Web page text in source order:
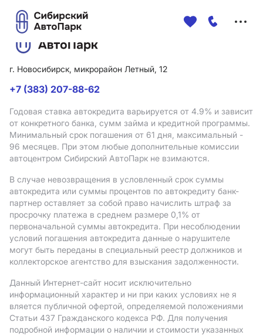
г. Новосибирск, микрорайон Летный, 12
+7 (383) 207-88-62
Годовая ставка автокредита варьируется от 4.9% и зависит
от конкретного банка, сумм займа и кредитной программы.
Минимальный срок погашения от 61 дня, максимальный -
96 месяцев. При этом любые дополнительные комиссии
автоцентром Сибирский АвтоПарк не взимаются.
В случае невозвращения в условленный срок суммы
автокредита или суммы процентов по автокредиту банк-
партнер оставляет за собой право начислить штраф за
просрочку платежа в среднем размере 0,1% от
первоначальной суммы автокредита. При несоблюдении
условий погашения автокредита данные о нарушителе
могут быть переданы в специальный реестр должников и
коллекторское агентство для взыскания задолженности.
Данный Интернет-сайт носит исключительно
информационный характер и ни при каких условиях не я
вляется публичной офертой, определяемой положениями
Статьи 437 Гражданского кодекса РФ. Для получения
подробной информации о наличии и стоимости указанных